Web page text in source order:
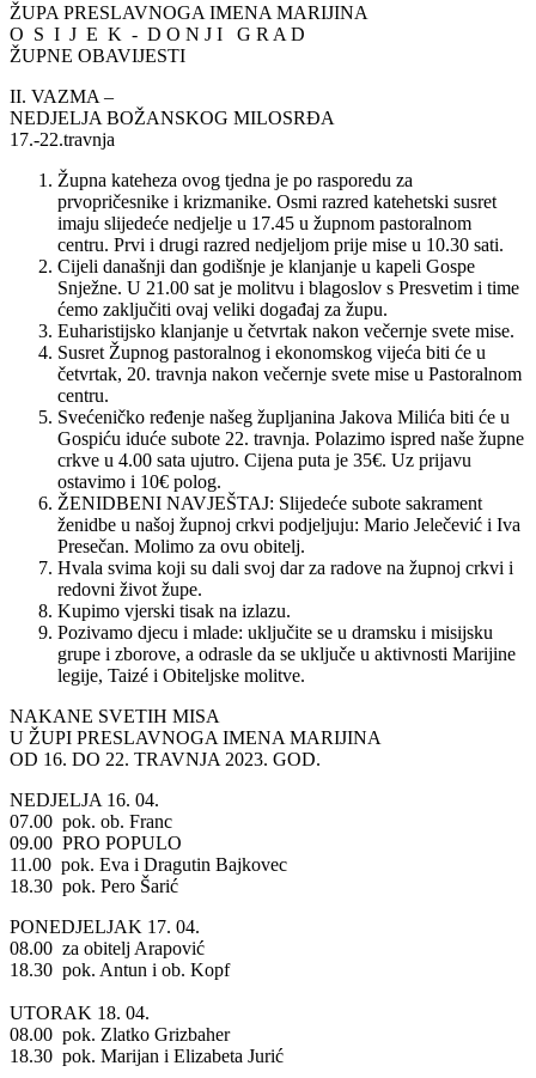
ŽUPA PRESLAVNOGA IMENA MARIJINA
O S I J E K - D O N J I G R A D
ŽUPNE OBAVIJESTI
II. VAZMA –
NEDJELJA BOŽANSKOG MILOSRĐA
17.-22.travnja
Župna kateheza ovog tjedna je po rasporedu za
prvopričesnike i krizmanike. Osmi razred katehetski susret
imaju slijedeće nedjelje u 17.45 u župnom pastoralnom
centru. Prvi i drugi razred nedjeljom prije mise u 10.30 sati.
Cijeli današnji dan godišnje je klanjanje u kapeli Gospe
Snježne. U 21.00 sat je molitvu i blagoslov s Presvetim i time
ćemo zaključiti ovaj veliki događaj za župu.
Euharistijsko klanjanje u četvrtak nakon večernje svete mise.
Susret Župnog pastoralnog i ekonomskog vijeća biti će u
četvrtak, 20. travnja nakon večernje svete mise u Pastoralnom
centru.
Svećeničko ređenje našeg župljanina Jakova Milića biti će u
Gospiću iduće subote 22. travnja. Polazimo ispred naše župne
crkve u 4.00 sata ujutro. Cijena puta je 35€. Uz prijavu
ostavimo i 10€ polog.
ŽENIDBENI NAVJEŠTAJ: Slijedeće subote sakrament
ženidbe u našoj župnoj crkvi podjeljuju: Mario Jelečević i Iva
Presečan. Molimo za ovu obitelj.
Hvala svima koji su dali svoj dar za radove na župnoj crkvi i
redovni život župe.
Kupimo vjerski tisak na izlazu.
Pozivamo djecu i mlade: uključite se u dramsku i misijsku
grupe i zborove, a odrasle da se uključe u aktivnosti Marijine
legije, Taizé i Obiteljske molitve.
NAKANE SVETIH MISA
U ŽUPI PRESLAVNOGA IMENA MARIJINA
OD 16. DO 22. TRAVNJA 2023. GOD.
NEDJELJA 16. 04.
07.00 pok. ob. Franc
09.00 PRO POPULO
11.00 pok. Eva i Dragutin Bajkovec
18.30 pok. Pero Šarić
PONEDJELJAK 17. 04.
08.00 za obitelj Arapović
18.30 pok. Antun i ob. Kopf
UTORAK 18. 04.
08.00 pok. Zlatko Grizbaher
18.30 pok. Marijan i Elizabeta Jurić